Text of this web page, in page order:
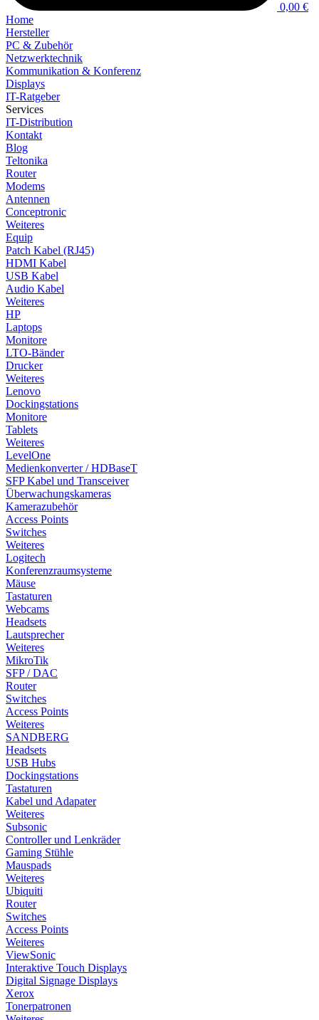
0,00 €
Home
Hersteller
PC & Zubehör
Netzwerktechnik
Kommunikation & Konferenz
Displays
IT-Ratgeber
Services
IT-Distribution
Kontakt
Blog
Teltonika
Router
Modems
Antennen
Conceptronic
Weiteres
Equip
Patch Kabel (RJ45)
HDMI Kabel
USB Kabel
Audio Kabel
Weiteres
HP
Laptops
Monitore
LTO-Bänder
Drucker
Weiteres
Lenovo
Dockingstations
Monitore
Tablets
Weiteres
LevelOne
Medienkonverter / HDBaseT
SFP Kabel und Transceiver
Überwachungskameras
Kamerazubehör
Access Points
Switches
Weiteres
Logitech
Konferenzraumsysteme
Mäuse
Tastaturen
Webcams
Headsets
Lautsprecher
Weiteres
MikroTik
SFP / DAC
Router
Switches
Access Points
Weiteres
SANDBERG
Headsets
USB Hubs
Dockingstations
Tastaturen
Kabel und Adapater
Weiteres
Subsonic
Controller und Lenkräder
Gaming Stühle
Mauspads
Weiteres
Ubiquiti
Router
Switches
Access Points
Weiteres
ViewSonic
Interaktive Touch Displays
Digital Signage Displays
Xerox
Tonerpatronen